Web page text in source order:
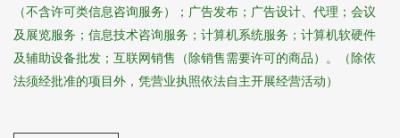
（不含许可类信息咨询服务）；广告发布；广告设计、代理；会议
及展览服务；信息技术咨询服务；计算机系统服务；计算机软硬件
及辅助设备批发；互联网销售（除销售需要许可的商品）。（除依
法须经批准的项目外，凭营业执照依法自主开展经营活动）